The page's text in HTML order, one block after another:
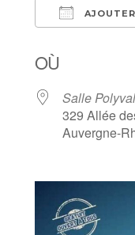
OÙ
Salle
329 Allée
Auvergne-